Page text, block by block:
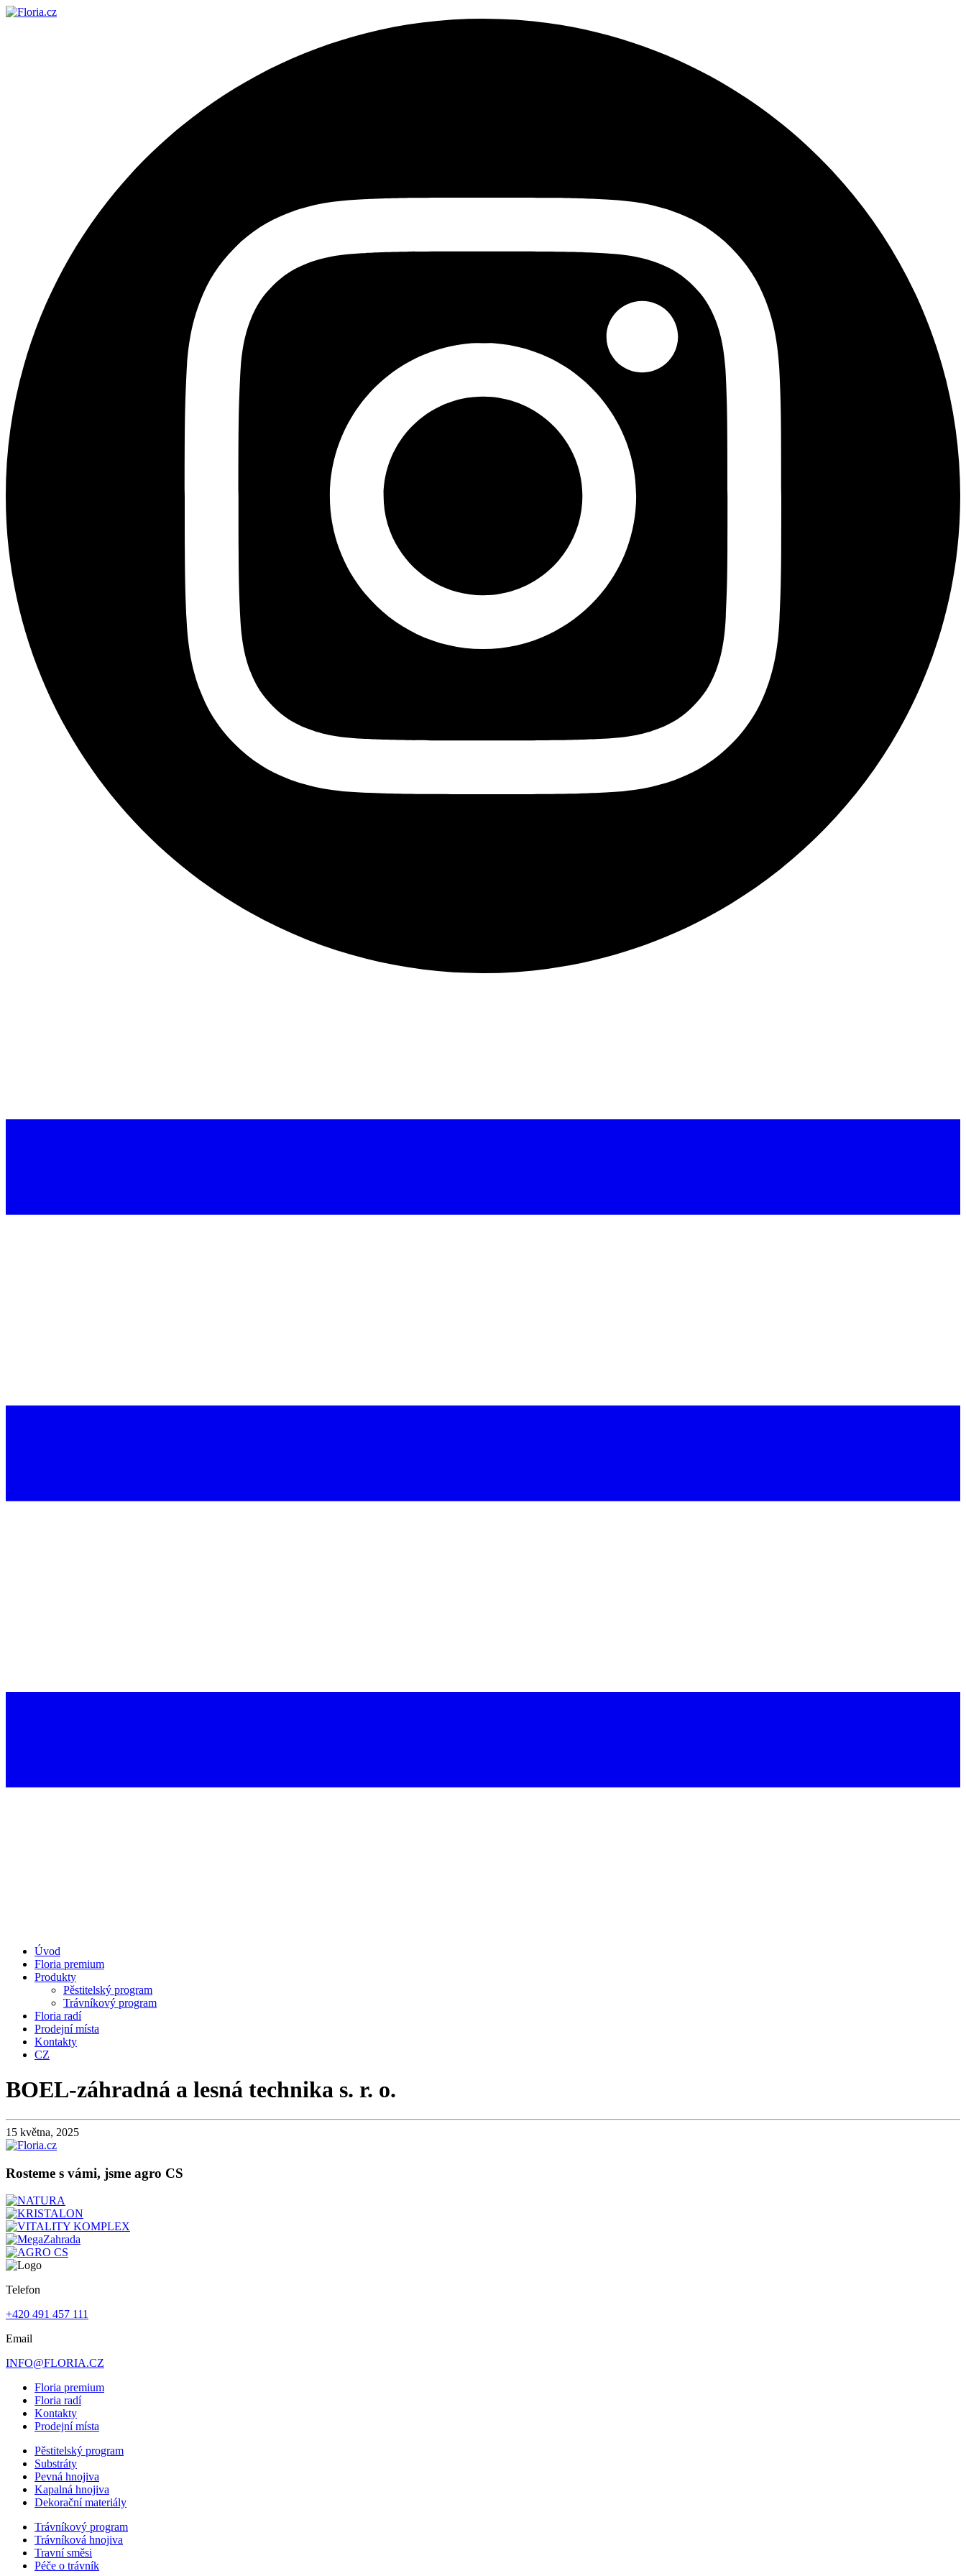
Úvod
Floria premium
Produkty
Pěstitelský program
Trávníkový program
Floria radí
Prodejní místa
Kontakty
CZ
BOEL-záhradná a lesná technika s. r. o.
15 května, 2025
Rosteme s vámi, jsme agro CS
Telefon
+420 491 457 111
Email
INFO@FLORIA.CZ
Floria premium
Floria radí
Kontakty
Prodejní místa
Pěstitelský program
Substráty
Pevná hnojiva
Kapalná hnojiva
Dekorační materiály
Trávníkový program
Trávníková hnojiva
Travní směsi
Péče o trávník